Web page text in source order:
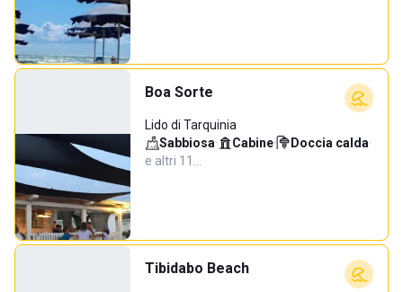
Boa Sorte
Lido di Tarquinia
Sabbiosa· Cabine· Doccia calda·
e altri 11…
Tibidabo Beach